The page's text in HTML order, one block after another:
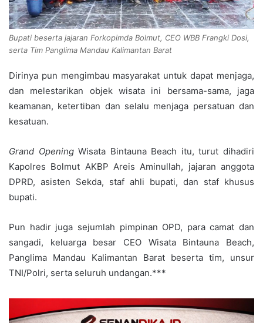
Bupati beserta jajaran Forkopimda Bolmut, CEO WBB Frangki Dosi,
serta Tim Panglima Mandau Kalimantan Barat
Dirinya pun mengimbau masyarakat untuk dapat menjaga,
dan melestarikan objek wisata ini bersama-sama, jaga
keamanan, ketertiban dan selalu menjaga persatuan dan
kesatuan.
Grand OpeningWisata Bintauna Beach itu, turut dihadiri
Kapolres Bolmut AKBP Areis Aminullah, jajaran anggota
DPRD, asisten Sekda, staf ahli bupati, dan staf khusus
bupati.
Pun hadir juga sejumlah pimpinan OPD, para camat dan
sangadi, keluarga besar CEO Wisata Bintauna Beach,
Panglima Mandau Kalimantan Barat beserta tim, unsur
TNI/Polri, serta seluruh undangan.***